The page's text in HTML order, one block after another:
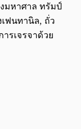
มหาศาล ทรัมป์
เฟนทานิล, ถั่ว
รเจรจาด้วย